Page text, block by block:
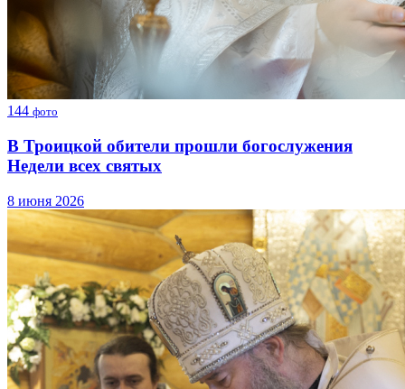
144 фото
В Троицкой обители прошли богослужения
Недели всех святых
8 июня 2026